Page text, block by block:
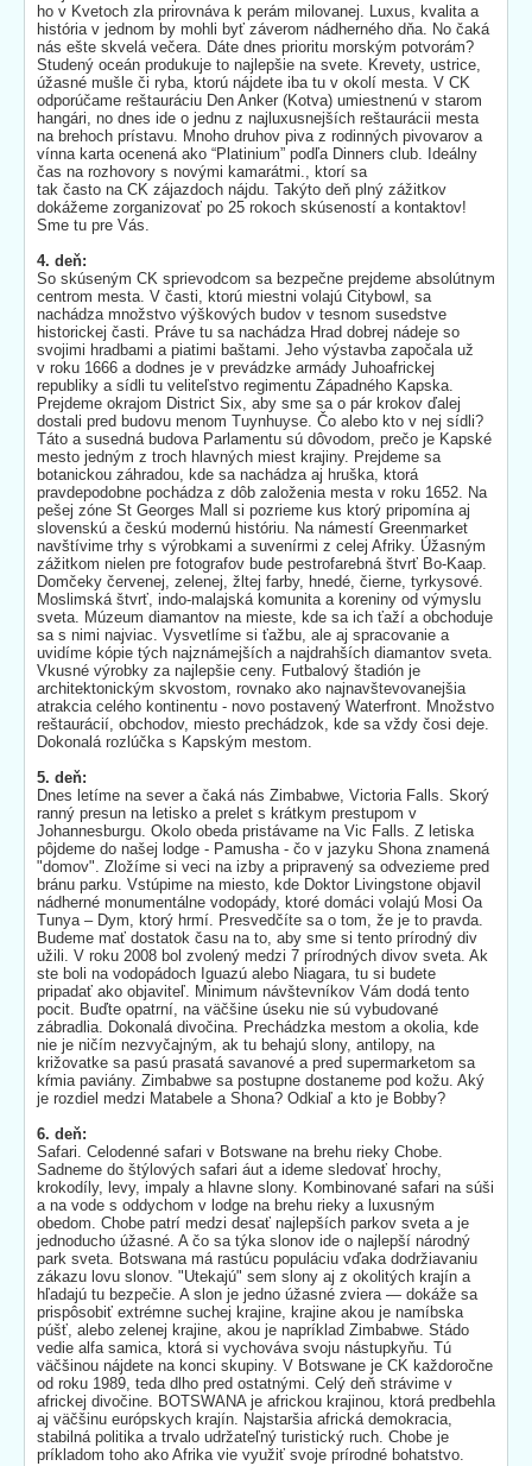
ho v Kvetoch zla prirovnáva k perám milovanej. Luxus, kvalita a
história v jednom by mohli byť záverom nádherného dňa. No čaká
nás ešte skvelá večera. Dáte dnes prioritu morským potvorám?
Studený oceán produkuje to najlepšie na svete. Krevety, ustrice,
úžasné mušle či ryba, ktorú nájdete iba tu v okolí mesta. V CK
odporúčame reštauráciu Den Anker (Kotva) umiestnenú v starom
hangári, no dnes ide o jednu z najluxusnejších reštaurácii mesta
na brehoch prístavu. Mnoho druhov piva z rodinných pivovarov a
vínna karta ocenená ako “Platinium” podľa Dinners club. Ideálny
čas na rozhovory s novými kamarátmi., ktorí sa
tak často na CK zájazdoch nájdu. Takýto deň plný zážitkov
dokážeme zorganizovať po 25 rokoch skúseností a kontaktov!
Sme tu pre Vás.
4. deň:
So skúseným CK sprievodcom sa bezpečne prejdeme absolútnym
centrom mesta. V časti, ktorú miestni volajú Citybowl, sa
nachádza množstvo výškových budov v tesnom susedstve
historickej časti. Práve tu sa nachádza Hrad dobrej nádeje so
svojimi hradbami a piatimi baštami. Jeho výstavba započala už
v roku 1666 a dodnes je v prevádzke armády Juhoafrickej
republiky a sídli tu veliteľstvo regimentu Západného Kapska.
Prejdeme okrajom District Six, aby sme sa o pár krokov ďalej
dostali pred budovu menom Tuynhuyse. Čo alebo kto v nej sídli?
Táto a susedná budova Parlamentu sú dôvodom, prečo je Kapské
mesto jedným z troch hlavných miest krajiny. Prejdeme sa
botanickou záhradou, kde sa nachádza aj hruška, ktorá
pravdepodobne pochádza z dôb založenia mesta v roku 1652. Na
pešej zóne St Georges Mall si pozrieme kus ktorý pripomína aj
slovenskú a českú modernú históriu. Na námestí Greenmarket
navštívime trhy s výrobkami a suvenírmi z celej Afriky. Úžasným
zážitkom nielen pre fotografov bude pestrofarebná štvrť Bo-Kaap.
Domčeky červenej, zelenej, žltej farby, hnedé, čierne, tyrkysové.
Moslimská štvrť, indo-malajská komunita a koreniny od výmyslu
sveta. Múzeum diamantov na mieste, kde sa ich ťaží a obchoduje
sa s nimi najviac. Vysvetlíme si ťažbu, ale aj spracovanie a
uvidíme kópie tých najznámejších a najdrahších diamantov sveta.
Vkusné výrobky za najlepšie ceny. Futbalový štadión je
architektonickým skvostom, rovnako ako najnavštevovanejšia
atrakcia celého kontinentu - novo postavený Waterfront. Množstvo
reštaurácií, obchodov, miesto prechádzok, kde sa vždy čosi deje.
Dokonalá rozlúčka s Kapským mestom.
5. deň:
Dnes letíme na sever a čaká nás Zimbabwe, Victoria Falls. Skorý
ranný presun na letisko a prelet s krátkym prestupom v
Johannesburgu. Okolo obeda pristávame na Vic Falls. Z letiska
pôjdeme do našej lodge - Pamusha - čo v jazyku Shona znamená
"domov". Zložíme si veci na izby a pripravený sa odvezieme pred
bránu parku. Vstúpime na miesto, kde Doktor Livingstone objavil
nádherné monumentálne vodopády, ktoré domáci volajú Mosi Oa
Tunya – Dym, ktorý hrmí. Presvedčíte sa o tom, že je to pravda.
Budeme mať dostatok času na to, aby sme si tento prírodný div
užili. V roku 2008 bol zvolený medzi 7 prírodných divov sveta. Ak
ste boli na vodopádoch Iguazú alebo Niagara, tu si budete
pripadať ako objaviteľ. Minimum návštevníkov Vám dodá tento
pocit. Buďte opatrní, na väčšine úseku nie sú vybudované
zábradlia. Dokonalá divočina. Prechádzka mestom a okolia, kde
nie je ničím nezvyčajným, ak tu behajú slony, antilopy, na
križovatke sa pasú prasatá savanové a pred supermarketom sa
kŕmia paviány. Zimbabwe sa postupne dostaneme pod kožu. Aký
je rozdiel medzi Matabele a Shona? Odkiaľ a kto je Bobby?
6. deň:
Safari. Celodenné safari v Botswane na brehu rieky Chobe.
Sadneme do štýlových safari áut a ideme sledovať hrochy,
krokodíly, levy, impaly a hlavne slony. Kombinované safari na súši
a na vode s oddychom v lodge na brehu rieky a luxusným
obedom. Chobe patrí medzi desať najlepších parkov sveta a je
jednoducho úžasné. A čo sa týka slonov ide o najlepší národný
park sveta. Botswana má rastúcu populáciu vďaka dodržiavaniu
zákazu lovu slonov. "Utekajú" sem slony aj z okolitých krajín a
hľadajú tu bezpečie. A slon je jedno úžasné zviera — dokáže sa
prispôsobiť extrémne suchej krajine, krajine akou je namíbska
púšť, alebo zelenej krajine, akou je napríklad Zimbabwe. Stádo
vedie alfa samica, ktorá si vychováva svoju nástupkyňu. Tú
väčšinou nájdete na konci skupiny. V Botswane je CK každoročne
od roku 1989, teda dlho pred ostatnými. Celý deň strávime v
africkej divočine. BOTSWANA je africkou krajinou, ktorá predbehla
aj väčšinu európskych krajín. Najstaršia africká demokracia,
stabilná politika a trvalo udržateľný turistický ruch. Chobe je
príkladom toho ako Afrika vie využiť svoje prírodné bohatstvo.